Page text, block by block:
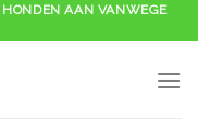
AAN VANWEGE